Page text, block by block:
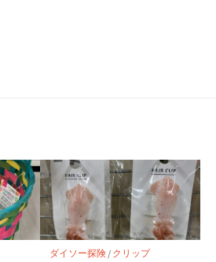
ダイソー探険/ クリップ